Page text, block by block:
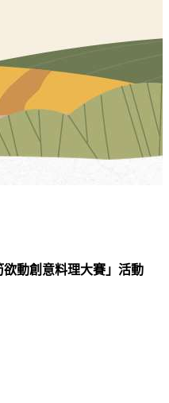
欲動創意料理大賽」活動